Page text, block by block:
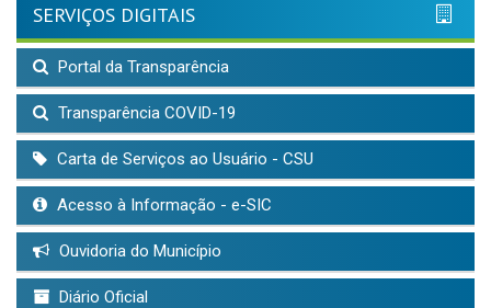
SERVIÇOS DIGITAIS
Portal da Transparência
Transparência COVID-19
Carta de Serviços ao Usuário - CSU
Acesso à Informação - e-SIC
Ouvidoria do Município
Diário Oficial